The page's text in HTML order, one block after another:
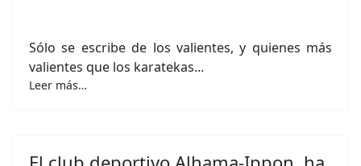
Sólo se escribe de los valientes, y quienes más
valientes que los karatekas...
Leer más…